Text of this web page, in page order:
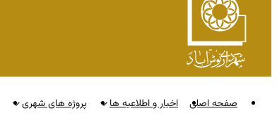
صفحه اصلی اخبار و اطلاعیه ها پروژه های شهری